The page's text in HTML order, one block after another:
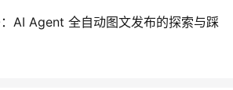
AI Agent 全自动图文发布的探索与踩